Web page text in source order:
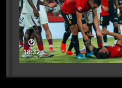
🕑
18:32